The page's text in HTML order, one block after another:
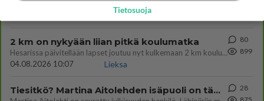
https://www.iltalehti.fi/viihdeuutiset/a/c46da6ab-340f-4790-aaa7-0865eed2336 Yrityksen konkurssihakemus on tullut kärä
Kotimaiset julkkisjuorut
1052
2 km on nykyään liian pitkä koulumatka
Hesarissa päivitellään lapset joutuu nyt kulkemaan 2 km kouluun jösses. Ruostefillarilla tuo matka menee vaikka miten äk
04.08.2026 10:07
Lieksa
80
899
Tiesitkö? Martina Aitolehden isäpuoli on tämä suosittu laulaja
28
Tietosuoja